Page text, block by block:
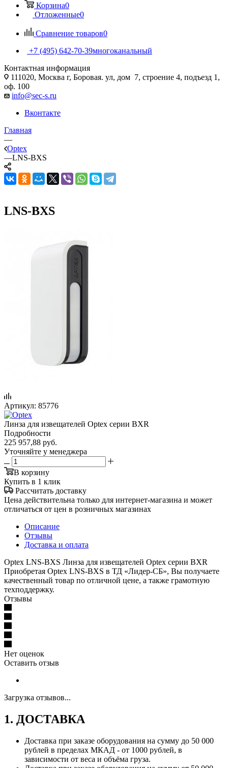
Корзина0
Отложенные0
Сравнение товаров0
+7 (495) 642-70-39многоканальный
Контактная информация
111020, Москва г, Боровая. ул, дом 7, строение 4, подъезд 1,
оф. 100
info@sec-s.ru
Вконтакте
Главная
—
Optex
—LNS-BXS
LNS-BXS
Артикул: 85776
Линза для извещателей Optex серии BXR
Подробности
225 957,88 руб.
Уточняйте у менеджера
В корзину
Купить в 1 клик
Рассчитать доставку
Цена действительна только для интернет-магазина и может
отличаться от цен в розничных магазинах
Описание
Отзывы
Доставка и оплата
Optex LNS-BXS Линза для извещателей Optex серии BXR
Приобретая Optex LNS-BXS в ТД «Лидер-СБ», Вы получаете
качественный товар по отличной цене, а также грамотную
техподдержку.
Отзывы
Нет оценок
Оставить отзыв
Загрузка отзывов...
1. ДОСТАВКА
Доставка при заказе оборудования на сумму до 50 000
рублей в пределах МКАД - от 1000 рублей, в
зависимости от веса и объёма груза.